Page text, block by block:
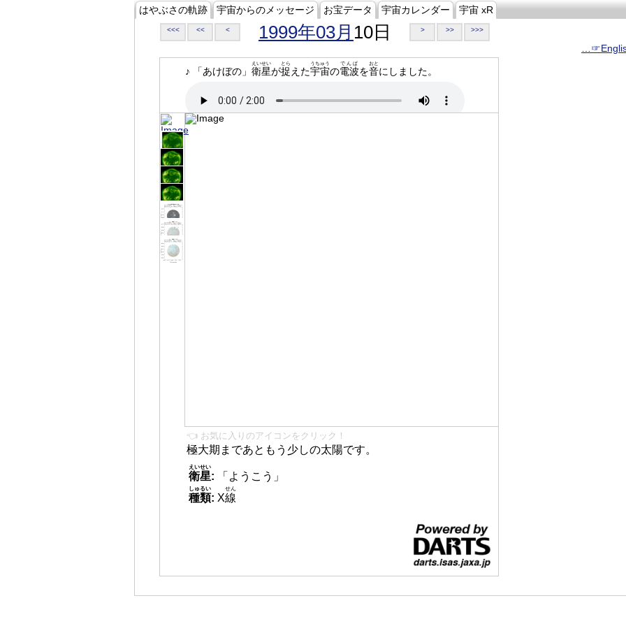
はやぶさの軌跡 宇宙からのメッセージ お宝データ 宇宙カレンダー 宇宙 xR
<<< << < 1999年03月 10日 > >> >>>
♪ 「あけぼの」 衛星
えいせい
が捉
とら
えた宇宙
うちゅう
の電波
でんぱ
を音
おと
にしました。
👈 お気に入りのアイコンをクリック！
極大期まであともう少しの太陽です。
衛星
えいせい
:
「ようこう」
種類
しゅるい
: X線
せん